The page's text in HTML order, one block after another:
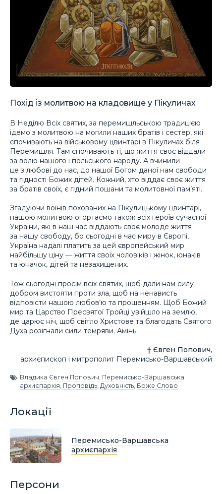
Похід із молитвою на кладовище у Пікуличах
В Неділю Всіх святих, за перемишльською традицією
ідемо з молитвою на могили наших братів і сестер, які
спочивають на військовому цвинтарі в Пікуличах біля
Перемишля. Там спочивають ті, що життя своє віддали
за волю нашого і польського народу. А вчинили
це з любові до нас, до нашої Богом даної нам свободи
та гідності Божих дітей. Кожний, хто віддає своє життя
за братів своїх, є гідний пошани та молитовної пам’яті.
Згадуючи воїнів похованих на Пікулицькому цвинтарі,
нашою молитвою огортаємо також всіх героїв сучасної
України, які в наш час віддають своє молоде життя
за нашу свободу, бо сьогодні в час миру в Європі,
Україна надалі платить за цей європейський мир
найбільшу ціну — життя своїх чоловіків і жінок, юнаків
та юначок, дітей та незахищених.
Тож сьогодні просім всіх святих, щоб дали нам силу
добром вистояти проти зла, щоб на ненависть
відповісти нашою любов’ю та прощенням. Щоб Божий
мир та Царство Пресвятої Тройці увійшло на землю,
де царює ніч, щоб світло Христове та благодать Святого
Духа розігнали сили темряви. Амінь.
† Євген Попович,
архиєпископ і митрополит Перемисько-Варшавський
Владика Євген Попович Перемисько-Варшавська
архиєпархія Проповідь Духовність Боже Слово
Локації
Перемисько-Варшавська
архиєпархія
Персони